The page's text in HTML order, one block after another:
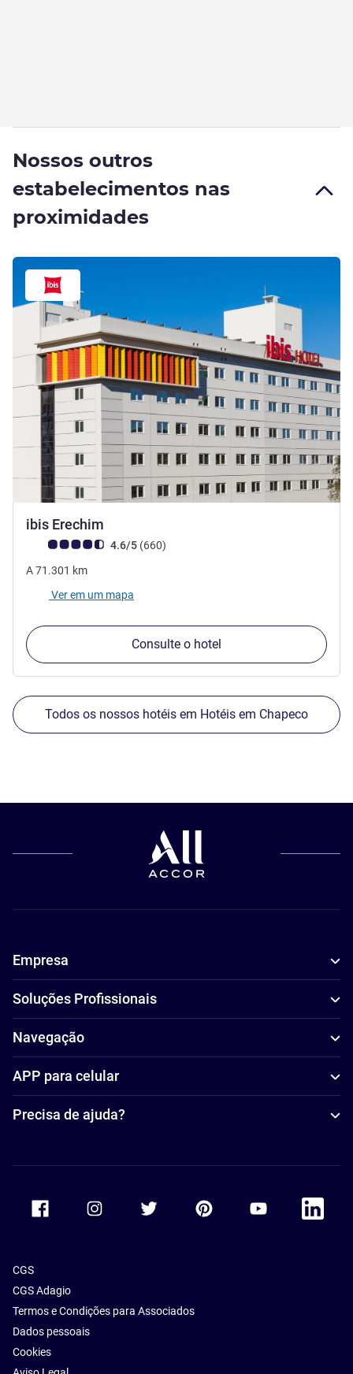
Nossos outros
estabelecimentos nas
proximidades
ibis Erechim
Classificação clientes Avis (Classificação ALL)
4.6/5 (660comentários
)
A71.301 km
Ver em um mapa
Consulte o hotel
Todos os nossos hotéis em Hotéis em Chapeco
Empresa
Soluções Profissionais
Navegação
APP para celular
Precisa de ajuda?
Accor Facebook Accor TwitterAccor PinterestAccor Youtube
Accor
CGS
CGS Adagio
Termos e Condições para Associados
Dados pessoais
Cookies